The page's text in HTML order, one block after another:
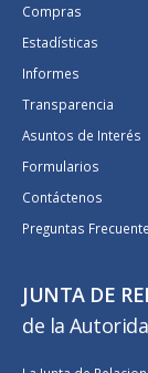
Compras
Estadísticas
Informes
Transparencia
Asuntos de Interés
Formularios
Contáctenos
Preguntas
JUNTA DE
de la